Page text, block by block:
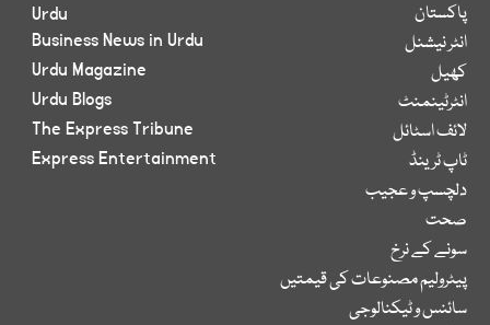
پاکستان
انٹر نیشنل
کھیل
انٹرٹینمنٹ
لائف اسٹائل
ٹاپ ٹرینڈ
دلچسپ و عجیب
صحت
سونے کے نرخ
پیٹرولیم مصنوعات کی قیمتیں
سائنس و ٹیکنالوجی
Urdu
Business News in Urdu
Urdu Magazine
Urdu Blogs
The Express Tribune
Express Entertainment